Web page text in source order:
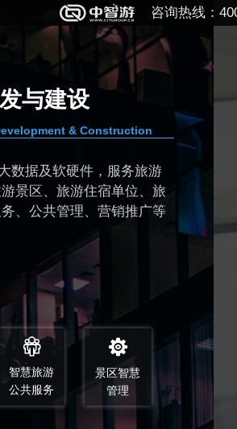
咨询热线：
规划
PLANNING &
为各级旅游主管单位
慧旅游的规划、设计、
目的地经营管理者从大
角对目的地进行智慧
智慧旅游
规划